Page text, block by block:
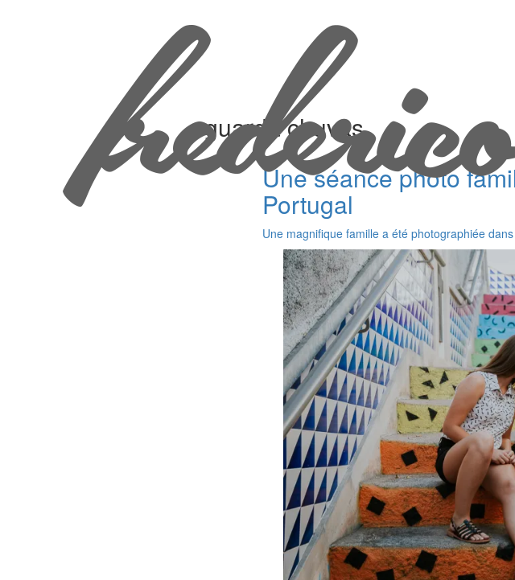
guarda chuvas
Une séance photo
Portugal
Une magnifique famille a été photographiée